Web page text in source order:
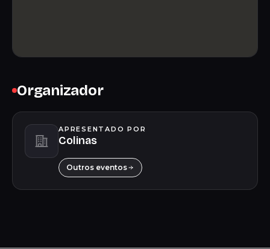
Organizador
APRESENTADO POR
Colinas
Outros eventos